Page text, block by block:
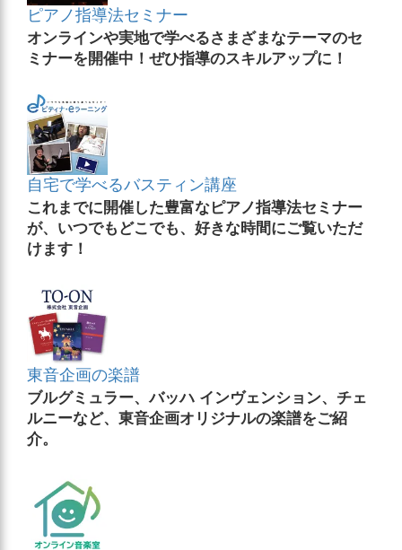
ピアノ指導法セミナー
オンラインや実地で学べるさまざまなテーマのセ
ミナーを開催中！ぜひ指導のスキルアップに！
自宅で学べるバスティン講座
これまでに開催した豊富なピアノ指導法セミナー
が、いつでもどこでも、好きな時間にご覧いただ
けます！
東音企画の楽譜
ブルグミュラー、バッハ インヴェンション、チェ
ルニーなど、東音企画オリジナルの楽譜をご紹
介。